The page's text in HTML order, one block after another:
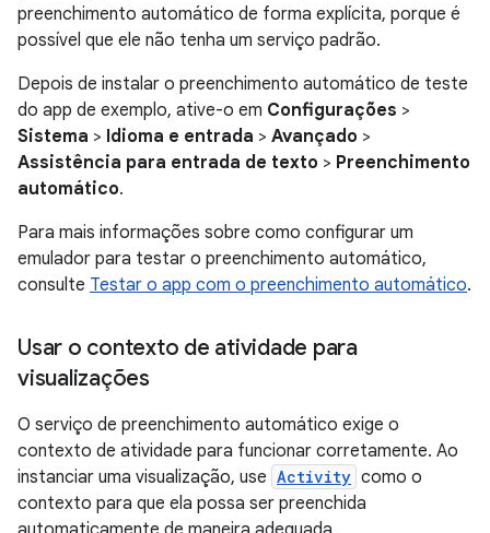
preenchimento automático de forma explícita, porque é
possível que ele não tenha um serviço padrão.
Depois de instalar o preenchimento automático de teste
do app de exemplo, ative-o em Configurações >
Sistema > Idioma e entrada > Avançado >
Assistência para entrada de texto > Preenchimento
automático.
Para mais informações sobre como configurar um
emulador para testar o preenchimento automático,
consulte Testar o app com o preenchimento automático.
Usar o contexto de atividade para
visualizações
O serviço de preenchimento automático exige o
contexto de atividade para funcionar corretamente. Ao
instanciar uma visualização, use Activity como o
contexto para que ela possa ser preenchida